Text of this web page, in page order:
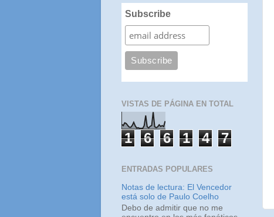
Subscribe
VISTAS DE PÁGINA EN TOTAL
1 6 6 1 4 7
ENTRADAS POPULARES
Notas de lectura: El Vencedor
está solo de Paulo Coelho
Debo de admitir que no me